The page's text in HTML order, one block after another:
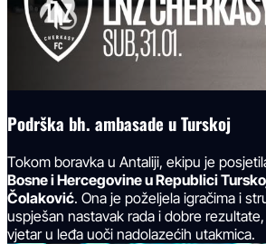
Podrška bh. ambasade u Turskoj
Tokom boravka u Antaliji, ekipu je
Bosne i Hercegovine u Republici
Čolaković. Ona je poželjela igračima i
uspješan nastavak rada i dobre
vjetar u leđa uoči nadolazećih utakmica.